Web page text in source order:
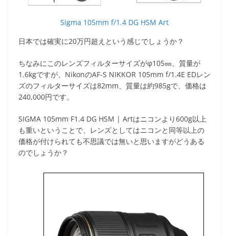
Sigma 105mm f/1.4 DG HSM Art
日本では確実に20万円超えという感じでしょうか？
ちなみにこのレンズフィルターサイズがφ105㎜、質量が
1.6kgですが、NikonのAF-S NIKKOR 105mm f/1.4E EDレン
ズのフィルターサイズは82mm、質量は約985gで、価格は
240,000円です。
SIGMA 105mm F1.4 DG HSM | Artはニコンより600g以上
も重いということで、レンズとしてはニコンと同等以上の
価格が付けられても不思議では無いと思いますがどうある
のでしょうか？